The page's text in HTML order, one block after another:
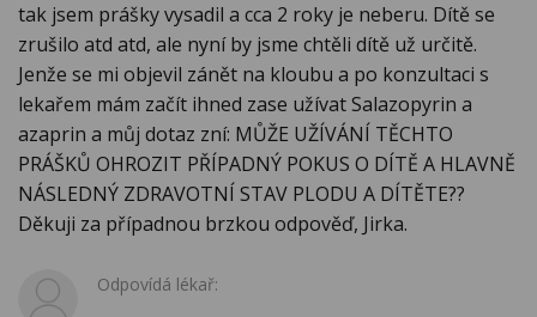
tak jsem prášky vysadil a cca 2 roky je neberu. Dítě se
zrušilo atd atd, ale nyní by jsme chtěli dítě už určitě.
Jenže se mi objevil zánět na kloubu a po konzultaci s
lekařem mám začít ihned zase užívat Salazopyrin a
azaprin a můj dotaz zní: MŮŽE UŽÍVÁNÍ TĚCHTO
PRÁŠKŮ OHROZIT PŘÍPADNÝ POKUS O DÍTĚ A HLAVNĚ
NÁSLEDNÝ ZDRAVOTNÍ STAV PLODU A DÍTĚTE??
Děkuji za případnou brzkou odpověď, Jirka.
Odpovídá lékař: